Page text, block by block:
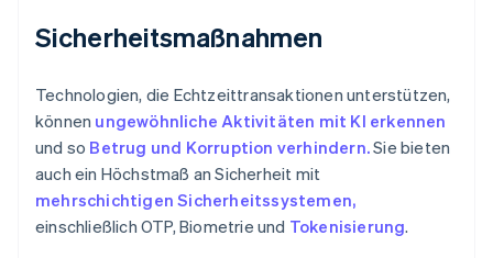
Sicherheitsmaßnahmen
Technologien, die Echtzeittransaktionen unterstützen,
können ungewöhnliche Aktivitäten mit KI erkennen
und so Betrug und Korruption verhindern.Sie bieten
auch ein Höchstmaß an Sicherheit mit
mehrschichtigen Sicherheitssystemen,
einschließlich OTP, Biometrie und Tokenisierung.